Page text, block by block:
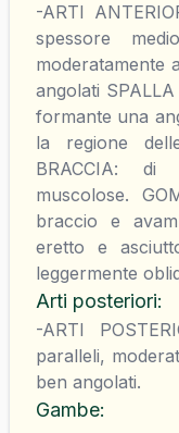
-ARTI
spessore
moderatamente
angolati
formante una
la regione
BRACCIA:
muscolose.
braccio e
eretto e
leggermente
Arti posteriori:
-ARTI
paralleli,
ben angolati.
Gambe: